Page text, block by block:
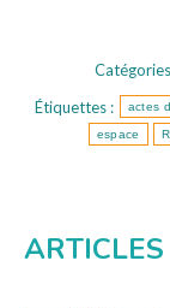
Étiquettes :
actes
espace